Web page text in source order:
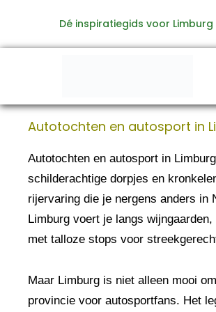
de
Dé inspiratiegids voor Limburg
Autotochten en autosport in
Autotochten en autosport in
schilderachtige dorpjes en
rijervaring die je nergens anders in
Limburg voert je langs
met talloze stops voor
Maar Limburg is niet alleen mooi
provincie voor autosportfans. Het